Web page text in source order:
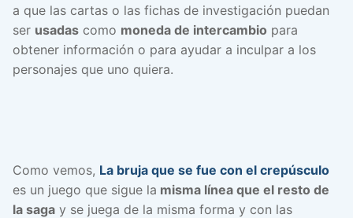
a que las cartas o las fichas de investigación puedan
ser usadas como moneda de intercambio para
obtener información o para ayudar a inculpar a los
personajes que uno quiera.
Como vemos, La bruja que se fue con el crepúsculo
es un juego que sigue la misma línea que el resto de
la saga y se juega de la misma forma y con las